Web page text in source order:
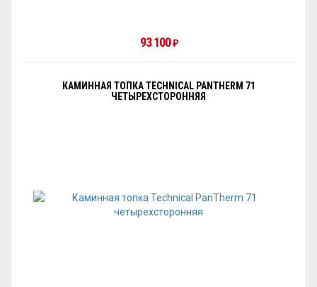
93 100₽
КАМИННАЯ ТОПКА TECHNICAL PANTHERM 71
ЧЕТЫРЕХСТОРОННЯЯ